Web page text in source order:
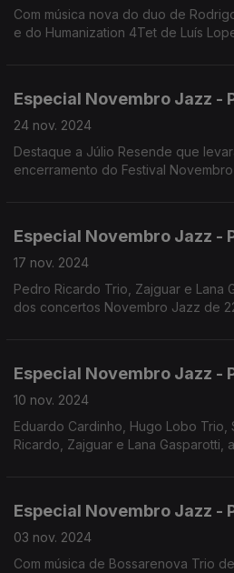
Com música nova do duo de
e do Humanization 4Tet de Luís
Especial Novembro Jazz -
24 nov. 2024
Destaque a Júlio Resende que
encerramento do Festival
Especial Novembro Jazz -
17 nov. 2024
Pedro Ricardo Trio, Zajguar e Lana
dos concertos Novembro Jazz de
Especial Novembro Jazz -
10 nov. 2024
Eduardo Cardinho, Hugo Lobo Trio,
Ricardo, Zajguar e Lana Gasparotti,
Especial Novembro Jazz -
03 nov. 2024
Com música de Bossarenova Trio